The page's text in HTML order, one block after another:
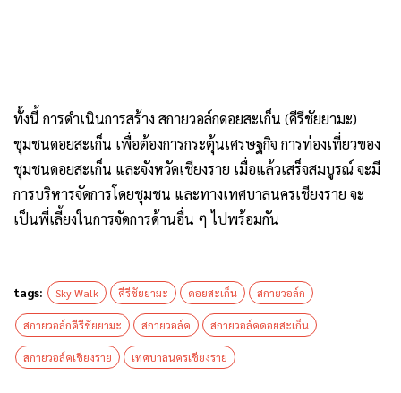
ทั้งนี้ การดำเนินการสร้าง สกายวอล์กดอยสะเก็น (คีรีชัยยามะ)
ชุมชนดอยสะเก็น เพื่อต้องการกระตุ้นเศรษฐกิจ การท่องเที่ยวของ
ชุมชนดอยสะเก็น และจังหวัดเชียงราย เมื่อแล้วเสร็จสมบูรณ์ จะมี
การบริหารจัดการโดยชุมชน และทางเทศบาลนครเชียงราย จะ
เป็นพี่เลี้ยงในการจัดการด้านอื่น ๆ ไปพร้อมกัน
tags: Sky Walk คีรีชัยยามะ ดอยสะเก็น สกายวอล์ก
สกายวอล์กคีรีชัยยามะ สกายวอล์ค สกายวอล์คดอยสะเก็น
สกายวอล์คเชียงราย เทศบาลนครเชียงราย